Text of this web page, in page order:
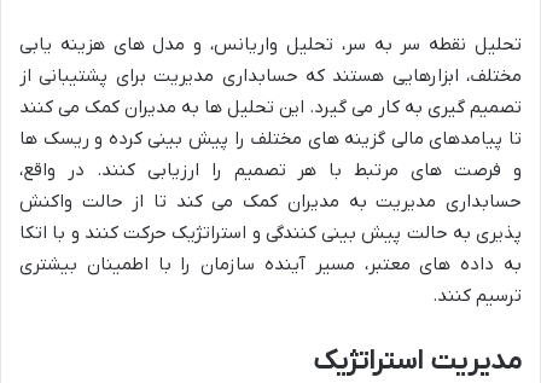
تحلیل نقطه سر به سر، تحلیل واریانس، و مدل های هزینه یابی
مختلف، ابزارهایی هستند که حسابداری مدیریت برای پشتیبانی از
تصمیم گیری به کار می گیرد. این تحلیل ها به مدیران کمک می کنند
تا پیامدهای مالی گزینه های مختلف را پیش بینی کرده و ریسک ها
و فرصت های مرتبط با هر تصمیم را ارزیابی کنند. در واقع،
حسابداری مدیریت به مدیران کمک می کند تا از حالت واکنش
پذیری به حالت پیش بینی کنندگی و استراتژیک حرکت کنند و با اتکا
به داده های معتبر، مسیر آینده سازمان را با اطمینان بیشتری
ترسیم کنند.
مدیریت استراتژیک